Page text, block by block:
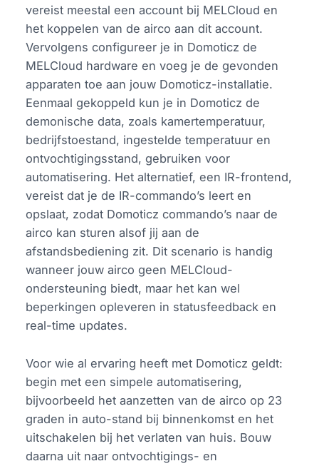
vereist meestal een account bij MELCloud en
het koppelen van de airco aan dit account.
Vervolgens configureer je in Domoticz de
MELCloud hardware en voeg je de gevonden
apparaten toe aan jouw Domoticz-installatie.
Eenmaal gekoppeld kun je in Domoticz de
demonische data, zoals kamertemperatuur,
bedrijfstoestand, ingestelde temperatuur en
ontvochtigingsstand, gebruiken voor
automatisering. Het alternatief, een IR-frontend,
vereist dat je de IR-commando’s leert en
opslaat, zodat Domoticz commando’s naar de
airco kan sturen alsof jij aan de
afstandsbediening zit. Dit scenario is handig
wanneer jouw airco geen MELCloud-
ondersteuning biedt, maar het kan wel
beperkingen opleveren in statusfeedback en
real-time updates.
Voor wie al ervaring heeft met Domoticz geldt:
begin met een simpele automatisering,
bijvoorbeeld het aanzetten van de airco op 23
graden in auto-stand bij binnenkomst en het
uitschakelen bij het verlaten van huis. Bouw
daarna uit naar ontvochtigings- en